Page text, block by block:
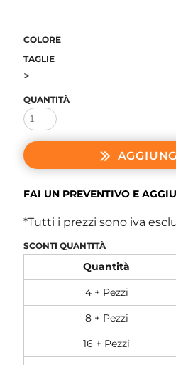
COLORE
TAGLIE
>
QUANTITÀ
FAI UN PREVENTIVO E
*Tutti i prezzi sono iva
SCONTI QUANTITÀ
Quantità
4 + Pezzi
8 + Pezzi
16 + Pezzi